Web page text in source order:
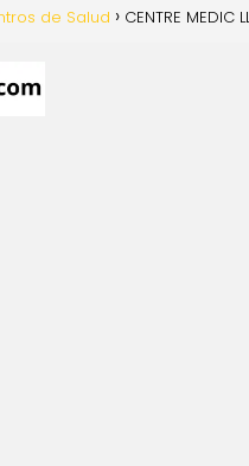
de Salud CENTRE MEDIC